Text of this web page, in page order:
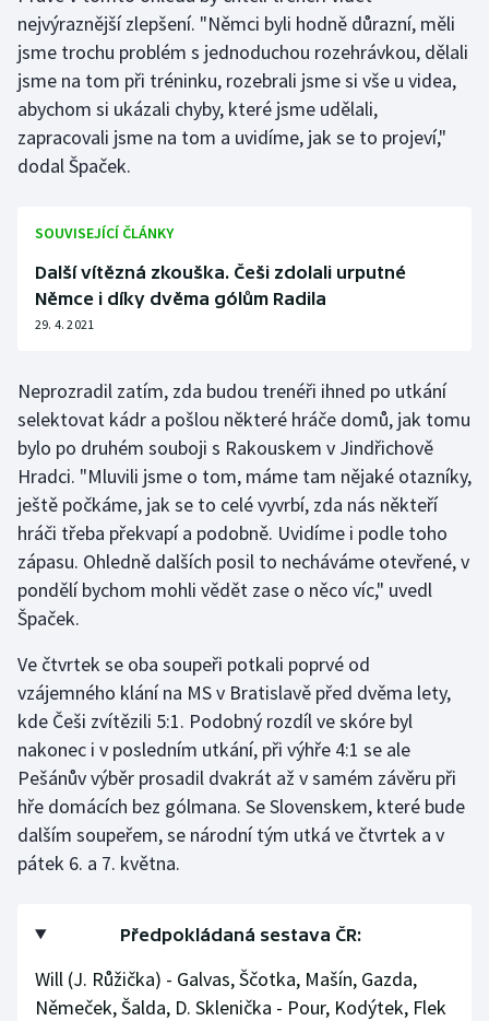
Stolní tenis
Veslování
Vodní slalom
Volejbal
Ostatní
nejvýraznější zlepšení. "Němci byli hodně důrazní, měli
jsme trochu problém s jednoduchou rozehrávkou, dělali
jsme na tom při tréninku, rozebrali jsme si vše u videa,
abychom si ukázali chyby, které jsme udělali,
zapracovali jsme na tom a uvidíme, jak se to projeví,"
dodal Špaček.
SOUVISEJÍCÍ ČLÁNKY
Další vítězná zkouška. Češi zdolali urputné
Němce i díky dvěma gólům Radila
29. 4. 2021
Neprozradil zatím, zda budou trenéři ihned po utkání
selektovat kádr a pošlou některé hráče domů, jak tomu
bylo po druhém souboji s Rakouskem v Jindřichově
Hradci. "Mluvili jsme o tom, máme tam nějaké otazníky,
ještě počkáme, jak se to celé vyvrbí, zda nás někteří
hráči třeba překvapí a podobně. Uvidíme i podle toho
zápasu. Ohledně dalších posil to necháváme otevřené, v
pondělí bychom mohli vědět zase o něco víc," uvedl
Špaček.
Ve čtvrtek se oba soupeři potkali poprvé od
vzájemného klání na MS v Bratislavě před dvěma lety,
kde Češi zvítězili 5:1. Podobný rozdíl ve skóre byl
nakonec i v posledním utkání, při výhře 4:1 se ale
Pešánův výběr prosadil dvakrát až v samém závěru při
hře domácích bez gólmana. Se Slovenskem, které bude
dalším soupeřem, se národní tým utká ve čtvrtek a v
pátek 6. a 7. května.
Předpokládaná sestava ČR:
Will (J. Růžička) - Galvas, Ščotka, Mašín, Gazda,
Němeček, Šalda, D. Sklenička - Pour, Kodýtek, Flek